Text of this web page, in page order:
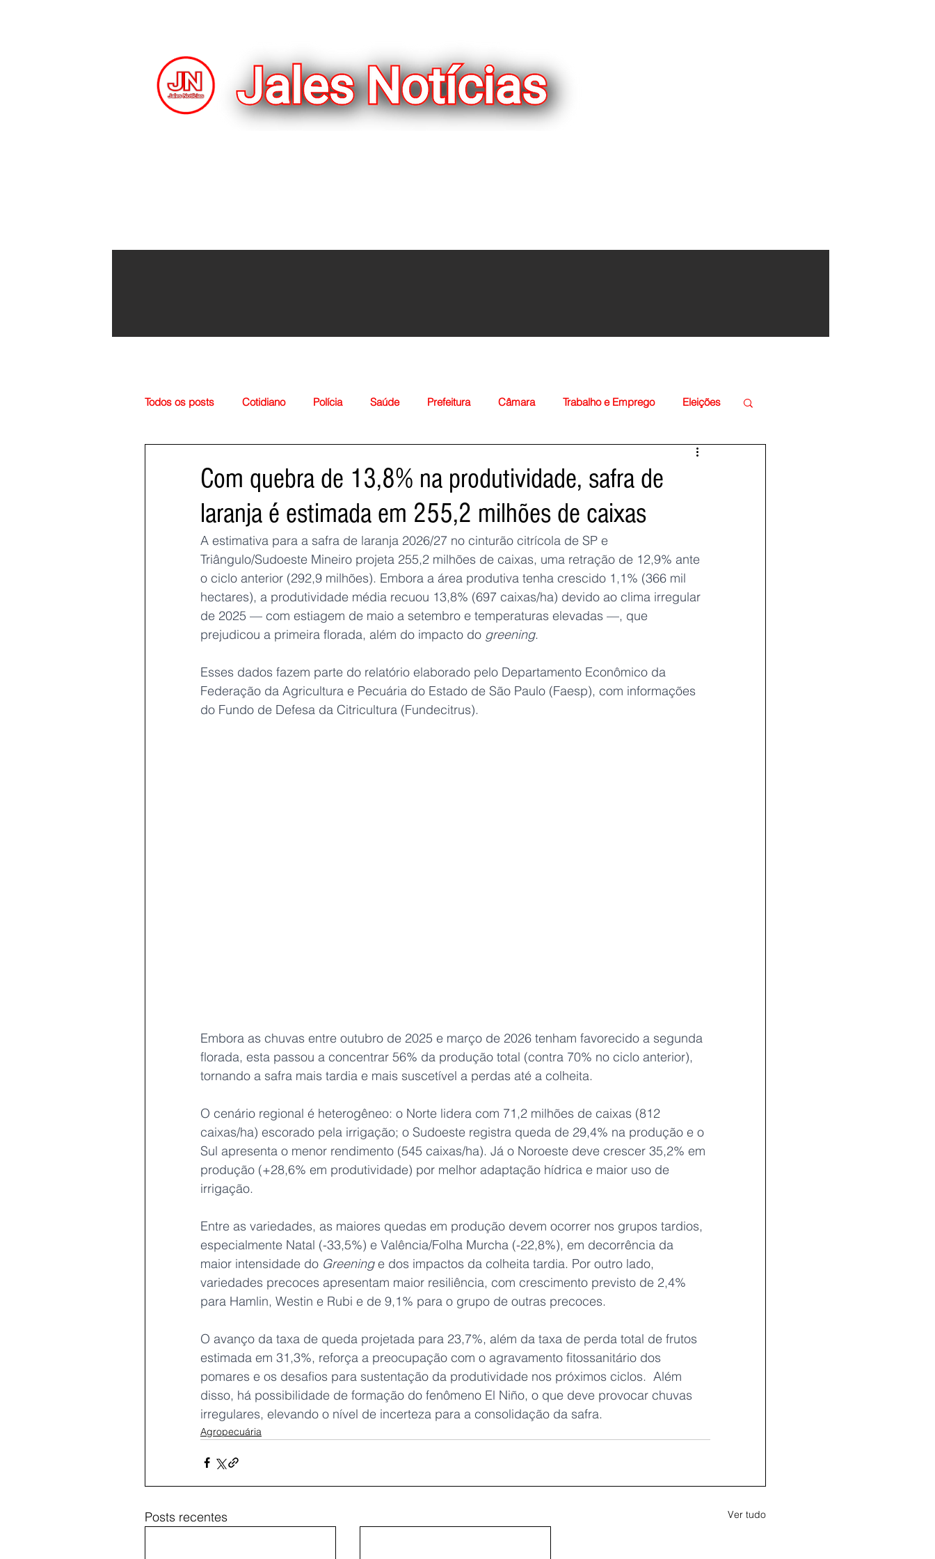
Voltar
Todos os posts Cotidiano Polícia Saúde Prefeitura Câmara Trabalho e Emprego Eleições
Com quebra de 13,8% na produtividade, safra de
laranja é estimada em 255,2 milhões de caixas
A estimativa para a safra de laranja 2026/27 no cinturão citrícola de SP e
Triângulo/Sudoeste Mineiro projeta 255,2 milhões de caixas, uma retração de 12,9% ante
o ciclo anterior (292,9 milhões). Embora a área produtiva tenha crescido 1,1% (366 mil
hectares), a produtividade média recuou 13,8% (697 caixas/ha) devido ao clima irregular
de 2025 — com estiagem de maio a setembro e temperaturas elevadas —, que
prejudicou a primeira florada, além do impacto do greening.
Esses dados fazem parte do relatório elaborado pelo Departamento Econômico da
Federação da Agricultura e Pecuária do Estado de São Paulo (Faesp), com informações
do Fundo de Defesa da Citricultura (Fundecitrus).
Embora as chuvas entre outubro de 2025 e março de 2026 tenham favorecido a segunda
florada, esta passou a concentrar 56% da produção total (contra 70% no ciclo anterior),
tornando a safra mais tardia e mais suscetível a perdas até a colheita.
O cenário regional é heterogêneo: o Norte lidera com 71,2 milhões de caixas (812
caixas/ha) escorado pela irrigação; o Sudoeste registra queda de 29,4% na produção e o
Sul apresenta o menor rendimento (545 caixas/ha). Já o Noroeste deve crescer 35,2% em
produção (+28,6% em produtividade) por melhor adaptação hídrica e maior uso de
irrigação.
Entre as variedades, as maiores quedas em produção devem ocorrer nos grupos tardios,
especialmente Natal (-33,5%) e Valência/Folha Murcha (-22,8%), em decorrência da
maior intensidade do Greening e dos impactos da colheita tardia. Por outro lado,
variedades precoces apresentam maior resiliência, com crescimento previsto de 2,4%
para Hamlin, Westin e Rubi e de 9,1% para o grupo de outras precoces.
O avanço da taxa de queda projetada para 23,7%, além da taxa de perda total de frutos
estimada em 31,3%, reforça a preocupação com o agravamento fitossanitário dos
pomares e os desafios para sustentação da produtividade nos próximos ciclos.  Além
disso, há possibilidade de formação do fenômeno El Niño, o que deve provocar chuvas
irregulares, elevando o nível de incerteza para a consolidação da safra.
Agropecuária
Posts recentes Ver tudo